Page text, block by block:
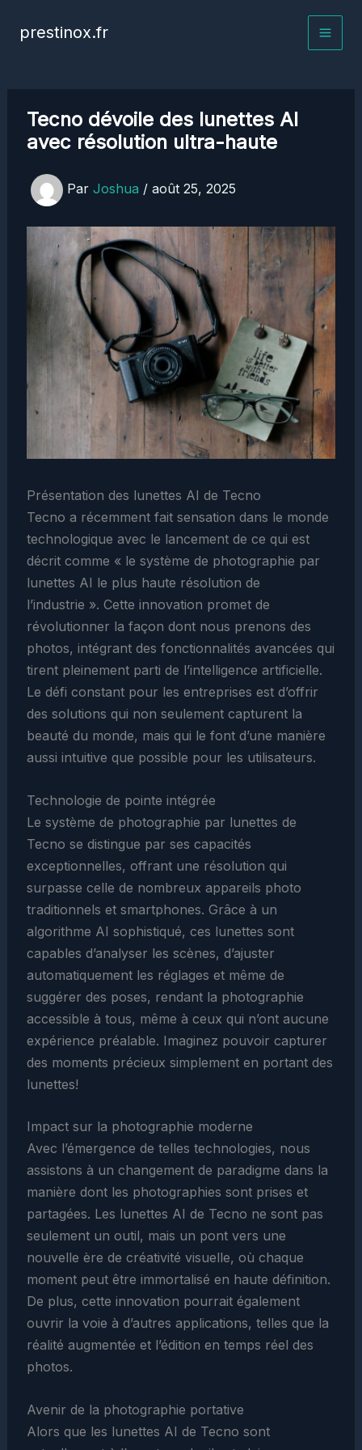
prestinox.fr
Tecno dévoile des lunettes AI
avec résolution ultra-haute
Par Joshua / août 25, 2025
Présentation des lunettes AI de Tecno
Tecno a récemment fait sensation dans le monde
technologique avec le lancement de ce qui est
décrit comme « le système de photographie par
lunettes AI le plus haute résolution de
l’industrie ». Cette innovation promet de
révolutionner la façon dont nous prenons des
photos, intégrant des fonctionnalités avancées qui
tirent pleinement parti de l’intelligence artificielle.
Le défi constant pour les entreprises est d’offrir
des solutions qui non seulement capturent la
beauté du monde, mais qui le font d’une manière
aussi intuitive que possible pour les utilisateurs.
Technologie de pointe intégrée
Le système de photographie par lunettes de
Tecno se distingue par ses capacités
exceptionnelles, offrant une résolution qui
surpasse celle de nombreux appareils photo
traditionnels et smartphones. Grâce à un
algorithme AI sophistiqué, ces lunettes sont
capables d’analyser les scènes, d’ajuster
automatiquement les réglages et même de
suggérer des poses, rendant la photographie
accessible à tous, même à ceux qui n’ont aucune
expérience préalable. Imaginez pouvoir capturer
des moments précieux simplement en portant des
lunettes!
Impact sur la photographie moderne
Avec l’émergence de telles technologies, nous
assistons à un changement de paradigme dans la
manière dont les photographies sont prises et
partagées. Les lunettes AI de Tecno ne sont pas
seulement un outil, mais un pont vers une
nouvelle ère de créativité visuelle, où chaque
moment peut être immortalisé en haute définition.
De plus, cette innovation pourrait également
ouvrir la voie à d’autres applications, telles que la
réalité augmentée et l’édition en temps réel des
photos.
Avenir de la photographie portative
Alors que les lunettes AI de Tecno sont